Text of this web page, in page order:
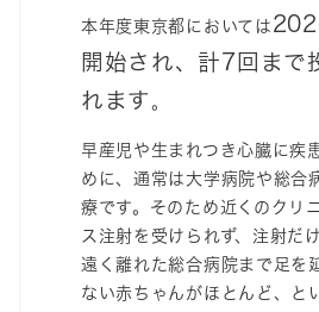
本年度東京都においては
開始され、計7回まで
れます 。
早産児や生まれつき心臓に疾
めに、通常は大学病院や総合
療です。そのため近くのクリ
ス注射を受けられず、注射だ
遠く離れた総合病院まで足を
ない赤ちゃんがほとんど、と